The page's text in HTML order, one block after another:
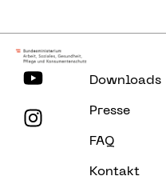
Downloads
Presse
FAQ
Kontakt